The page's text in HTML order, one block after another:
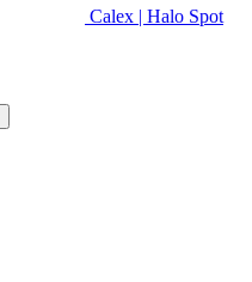
Calex | Halo Spot